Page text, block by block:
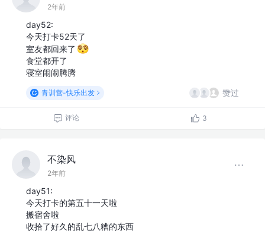
2年前
day52:
今天打卡52天了
室友都回来了
食堂都开了
寝室闹闹腾腾
青训营-快乐出发 赞过
评论 3
不染风
2年前
day51:
今天打卡的第五十一天啦
搬宿舍啦
收拾了好久的乱七八糟的东西